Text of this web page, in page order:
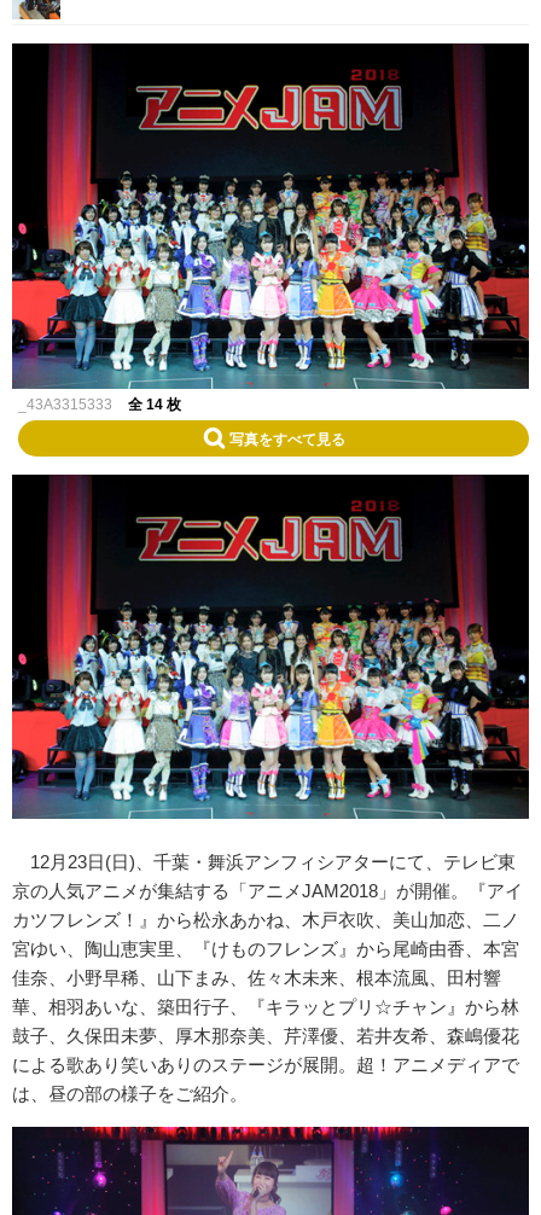
_43A3315333 全 14 枚
写真をすべて見る
12月23日(日)、千葉・舞浜アンフィシアターにて、テレビ東
京の人気アニメが集結する「アニメJAM2018」が開催。『アイ
カツフレンズ！』から松永あかね、木戸衣吹、美山加恋、二ノ
宮ゆい、陶山恵実里、『けものフレンズ』から尾崎由香、本宮
佳奈、小野早稀、山下まみ、佐々木未来、根本流風、田村響
華、相羽あいな、築田行子、『キラッとプリ☆チャン』から林
鼓子、久保田未夢、厚木那奈美、芹澤優、若井友希、森嶋優花
による歌あり笑いありのステージが展開。超！アニメディアで
は、昼の部の様子をご紹介。